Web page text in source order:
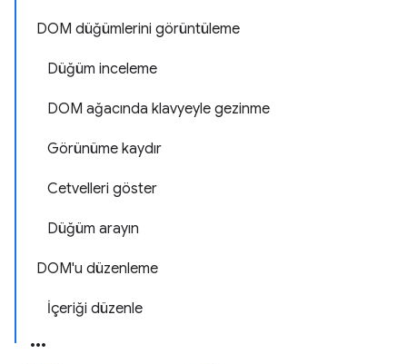
DOM düğümlerini görüntüleme
Düğüm inceleme
DOM ağacında klavyeyle gezinme
Görünüme kaydır
Cetvelleri göster
Düğüm arayın
DOM'u düzenleme
İçeriği düzenle